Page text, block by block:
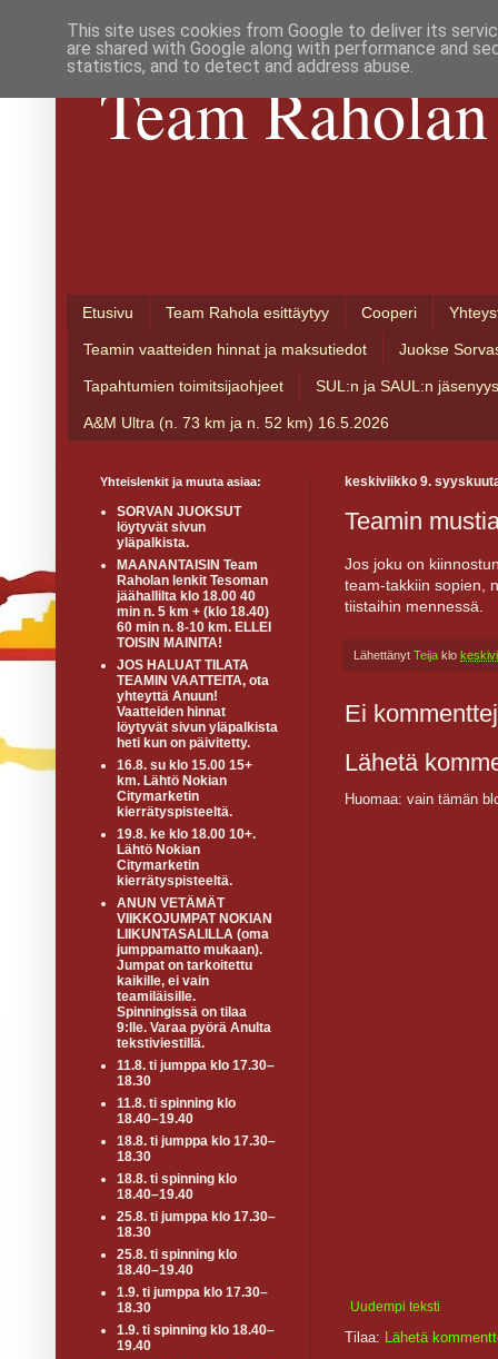
Team
Etusivu Team Rahola esittäytyy Cooperi
Teamin vaatteiden hinnat ja maksutiedot Juokse
Tapahtumien toimitsijaohjeet SUL:n ja SAUL:n jäsenyys
A&M Ultra (n. 73 km ja n. 52 km) 16.5.2026
keskiviikko 9.
Teamin
Jos joku on
team-takkiin sopien,
tiistaihin mennessä.
Lähettänyt Teija klo
Ei
Lähetä
Huomaa: vain tämän
Uudempi teksti
Tilaa: Lähetä
Yhteislenkit ja muuta asiaa:
SORVAN JUOKSUT
löytyvät sivun
yläpalkista.
MAANANTAISIN Team
Raholan lenkit Tesoman
jäähallilta klo 18.00 40
min n. 5 km + (klo 18.40)
60 min n. 8-10 km. ELLEI
TOISIN MAINITA!
JOS HALUAT TILATA
TEAMIN VAATTEITA, ota
yhteyttä Anuun!
Vaatteiden hinnat
löytyvät sivun yläpalkista
heti kun on päivitetty.
16.8. su klo 15.00 15+
km. Lähtö Nokian
Citymarketin
kierrätyspisteeltä.
19.8. ke klo 18.00 10+.
Lähtö Nokian
Citymarketin
kierrätyspisteeltä.
ANUN VETÄMÄT
VIIKKOJUMPAT NOKIAN
LIIKUNTASALILLA (oma
jumppamatto mukaan).
Jumpat on tarkoitettu
kaikille, ei vain
teamiläisille.
Spinningissä on tilaa
9:lle. Varaa pyörä Anulta
tekstiviestillä.
11.8. ti jumppa klo 17.30–
18.30
11.8. ti spinning klo
18.40–19.40
18.8. ti jumppa klo 17.30–
18.30
18.8. ti spinning klo
18.40–19.40
25.8. ti jumppa klo 17.30–
18.30
25.8. ti spinning klo
18.40–19.40
1.9. ti jumppa klo 17.30–
18.30
1.9. ti spinning klo 18.40–
19.40
This site uses cookies from Google to deliver its
are shared with Google along with performance and
statistics, and to detect and address abuse.